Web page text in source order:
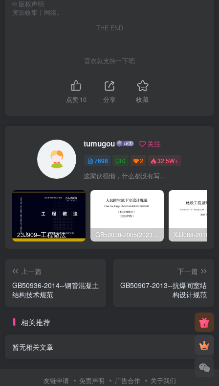
© 版权声明
资源收集于网络。
THE END
喜欢就支持一下吧
点赞10 分享 收藏
tumugou 关注
7698 0 2 32.5W+
这家伙很懒，什么都没有写...
23J909–工程做法
上一篇
GB50936-2014--钢管混凝土
结构技术规范
下一篇
GB50907-2013--抗爆间室结
构设计规范
相关推荐
暂无相关文章
友链申请 免责声明 广告合作 关于我们